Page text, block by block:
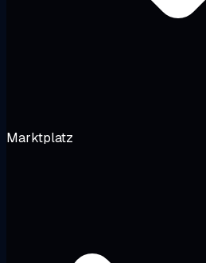
Marktplatz